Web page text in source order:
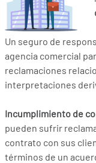
Un seguro de
agencia comercial
reclamaciones
interpretaciones
Incumplimiento de
pueden sufrir
contrato con sus
términos de un